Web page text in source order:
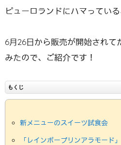
ピューロランドにハマってい
6月26日から販売が開始されて
みたので、ご紹介です！
もくじ
新メニューのスイーツ試食会
「レインボープリンアラモード」